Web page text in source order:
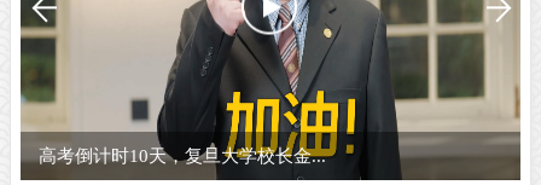
复旦的五月，宜读书